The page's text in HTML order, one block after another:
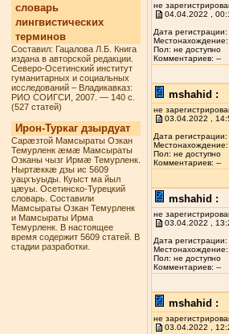
словарь
лингвистических
терминов
Составил: Гацалова Л.Б. Книга
издана в авторской редакции.
Северо-Осетинский институт
гуманитарных и социальных
исследований – Владикавказ:
РИО СОИГСИ, 2007. — 140 с.
(527 статей)
Ирон-Туркаг дзырдуат
Сарæзтой Мамсыраты Озкан
Темурленк æмæ Мамсыраты
Озканы чызг Ирмæ Темурленк.
Ныртæккæ дзы ис 5609
уацхъуыды. Куыст ма йыл
цæуы. Осетинско-Турецкий
словарь. Составили
Мамсыраты Озкан Темурленк
и Мамсыраты Ирма
Темурленк. В настоящее
время содержит 5609 статей. В
стадии разработки.
не
04.04.2022 ,
Дата регистрации:
Местонахождение:
Пол: не доступно
Комментариев: --
mshahid :
не
03.04.2022 ,
Дата регистрации:
Местонахождение:
Пол: не доступно
Комментариев: --
mshahid :
не
03.04.2022 ,
Дата регистрации:
Местонахождение:
Пол: не доступно
Комментариев: --
mshahid :
не
03.04.2022 ,